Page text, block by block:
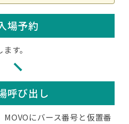
場予約
す。
呼び出し
にバース番号と仮置番